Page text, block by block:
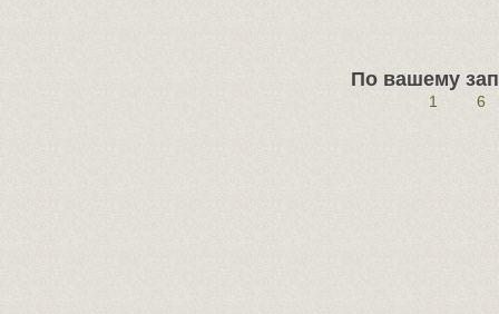
По вашему
1 6